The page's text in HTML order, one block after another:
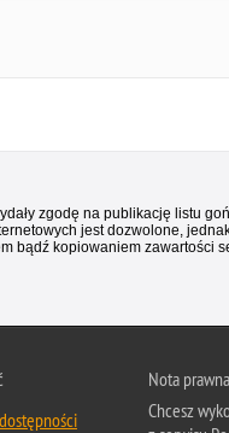
zgodę na publikację listu
jest dozwolone,
bądź kopiowaniem zawartości
Nota prawna
Chcesz